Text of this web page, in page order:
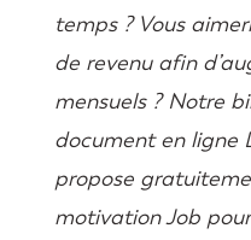
temps ? Vous
de revenu afin
mensuels ? Notre
document en ligne
propose
motivation Job